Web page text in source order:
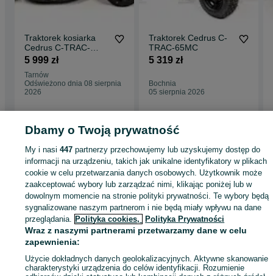
Traktorek kosiarka
Cedrus C-TRAC-
65HC Loncin 224CC
65cm Hydro
5 999 zł
Tarnów
Odświeżono dnia 08 sierpnia
2026
Traktorek Cedrus C-
TRAC-65MC
5 319 zł
Bochnia
05 sierpnia 2026
Strona główna Dom i Ogród Ogród Kosiarki Traktorki
Traktorki -
Małopolskie
Traktorki - Tarnów
KATEGORIA
1001411736 Wyświetlenia:
Zadzwoń / SMS Wyślij wiadomość
Dbamy o Twoją prywatność
My i nasi447 partnerzy przechowujemy lub uzyskujemy dostęp do
informacji na urządzeniu, takich jak unikalne identyfikatory w plikach
cookie w celu przetwarzania danych osobowych. Użytkownik może
zaakceptować wybory lub zarządzać nimi, klikając poniżej lub w
dowolnym momencie na stronie polityki prywatności. Te wybory będą
sygnalizowane naszym partnerom i nie będą miały wpływu na dane
przeglądania. Polityka cookies, Polityka Prywatności
Wraz z naszymi partnerami przetwarzamy dane w celu
zapewnienia:
Użycie dokładnych danych geolokalizacyjnych. Aktywne skanowanie
charakterystyki urządzenia do celów identyfikacji. Rozumienie